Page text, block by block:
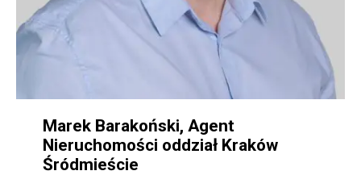
Marek Barakoński, Agent
Nieruchomości oddział Kraków
Śródmieście